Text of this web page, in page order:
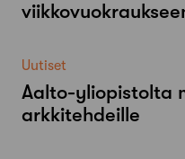
Uutiset
Aalto-​yliopistolta
arkkitehdeille